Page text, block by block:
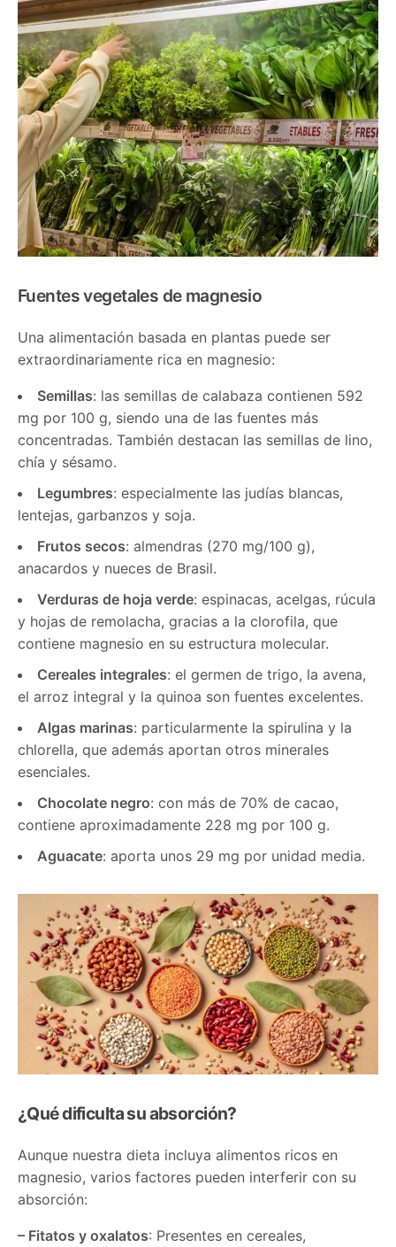
Fuentes vegetales de magnesio
Una alimentación basada en plantas puede ser
extraordinariamente rica en magnesio:
Semillas: las semillas de calabaza contienen 592
mg por 100 g, siendo una de las fuentes más
concentradas. También destacan las semillas de lino,
chía y sésamo.
Legumbres: especialmente las judías blancas,
lentejas, garbanzos y soja.
Frutos secos: almendras (270 mg/100 g),
anacardos y nueces de Brasil.
Verduras de hoja verde: espinacas, acelgas, rúcula
y hojas de remolacha, gracias a la clorofila, que
contiene magnesio en su estructura molecular.
Cereales integrales: el germen de trigo, la avena,
el arroz integral y la quinoa son fuentes excelentes.
Algas marinas: particularmente la spirulina y la
chlorella, que además aportan otros minerales
esenciales.
Chocolate negro: con más de 70% de cacao,
contiene aproximadamente 228 mg por 100 g.
Aguacate: aporta unos 29 mg por unidad media.
¿Qué dificulta su absorción?
Aunque nuestra dieta incluya alimentos ricos en
magnesio, varios factores pueden interferir con su
absorción:
– Fitatos y oxalatos: Presentes en cereales,